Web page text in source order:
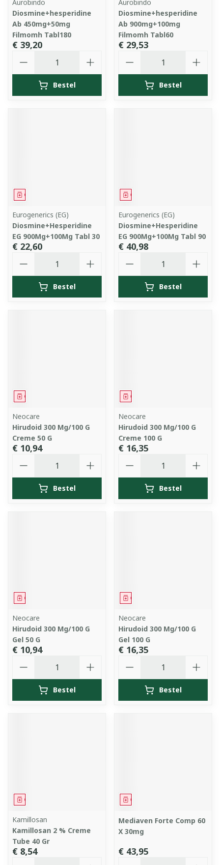
Aurobindo
Diosmine+hesperidine
Ab 450mg+50mg
Filmomh Tabl180
€ 39,20
Bestel
Aurobindo
Diosmine+hesperidine
Ab 900mg+100mg
Filmomh Tabl60
€ 29,53
Bestel
Geneesmiddel
Eurogenerics (EG)
Diosmine+Hesperidine
EG 900Mg+100Mg Tabl 30
€ 22,60
Bestel
Geneesmiddel
Eurogenerics (EG)
Diosmine+Hesperidine
EG 900Mg+100Mg Tabl 90
€ 40,98
Bestel
Geneesmiddel
Neocare
Hirudoid 300 Mg/100 G
Creme 50 G
€ 10,94
Bestel
Geneesmiddel
Neocare
Hirudoid 300 Mg/100 G
Creme 100 G
€ 16,35
Bestel
Geneesmiddel
Neocare
Hirudoid 300 Mg/100 G
Gel 50 G
€ 10,94
Bestel
Geneesmiddel
Neocare
Hirudoid 300 Mg/100 G
Gel 100 G
€ 16,35
Bestel
Geneesmiddel
Kamillosan
Kamillosan 2 % Creme
Tube 40 Gr
€ 8,54
Geneesmiddel
Mediaven Forte Comp 60
X 30mg
€ 43,95